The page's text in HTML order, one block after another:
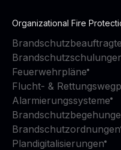
Organizational Fire
Feuerwehrpläne
Flucht- &
Alarmierungssysteme
Brandschutzordnungen
Plandigitalisierungen